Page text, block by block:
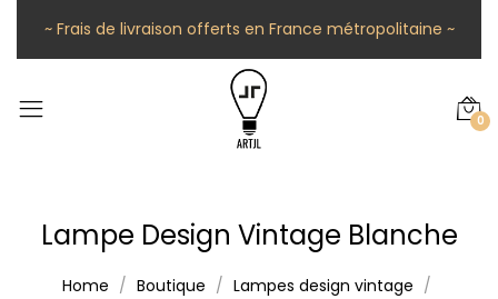
~ Frais de livraison offerts en France métropolitaine ~
0
Lampe Design Vintage Blanche
Home Boutique
Lampes design vintage